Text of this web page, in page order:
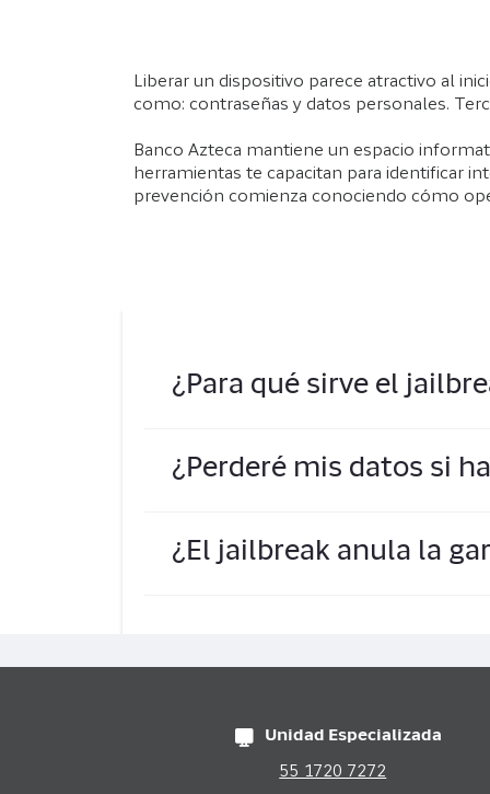
Liberar un dispositivo parece atractivo al
como: contraseñas y datos personales.
Banco Azteca mantiene un espacio
herramientas te capacitan para identificar
prevención comienza conociendo cómo
¿Para qué sirve el
Permite instalar apps que Apple
individuales. También habilita
¿Perderé mis datos si
El proceso correctamente ejecutado
sistema, resultando en pérdida total
¿El jailbreak anula la
Unidad Especializada
55 1720 7272